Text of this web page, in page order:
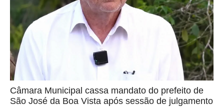
Câmara Municipal cassa mandato do prefeito de
São José da Boa Vista após sessão de julgamento